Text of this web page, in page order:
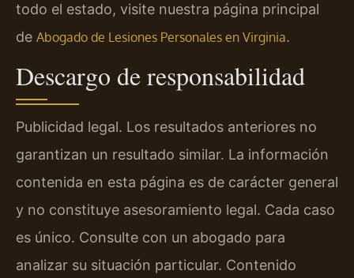
todo el estado, visite nuestra página principal
de Abogado de Lesiones Personales en Virginia.
Descargo de responsabilidad
Publicidad legal. Los resultados anteriores no
garantizan un resultado similar. La información
contenida en esta página es de carácter general
y no constituye asesoramiento legal. Cada caso
es único. Consulte con un abogado para
analizar su situación particular. Contenido